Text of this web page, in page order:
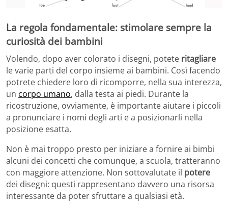
La regola fondamentale: stimolare sempre la
curiosità dei bambini
Volendo, dopo aver colorato i disegni, potete ritagliare
le varie parti del corpo insieme ai bambini. Così facendo
potrete chiedere loro di ricomporre, nella sua interezza,
un corpo umano, dalla testa ai piedi. Durante la
ricostruzione, ovviamente, è importante aiutare i piccoli
a pronunciare i nomi degli arti e a posizionarli nella
posizione esatta.
Non è mai troppo presto per iniziare a fornire ai bimbi
alcuni dei concetti che comunque, a scuola, tratteranno
con maggiore attenzione. Non sottovalutate il potere
dei disegni: questi rappresentano davvero una risorsa
interessante da poter sfruttare a qualsiasi età.